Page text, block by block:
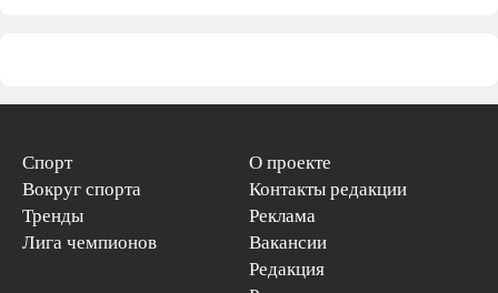
Спорт
Вокруг спорта
Тренды
Лига чемпионов
О проекте
Контакты редакции
Реклама
Вакансии
Редакция